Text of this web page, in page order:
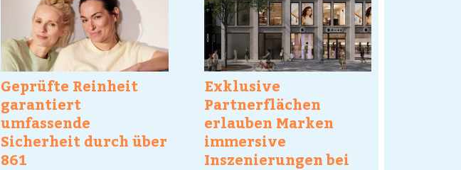
Geprüfte Reinheit
garantiert
umfassende
Sicherheit durch über
861
Exklusive
Partnerflächen
erlauben Marken
immersive
Inszenierungen bei